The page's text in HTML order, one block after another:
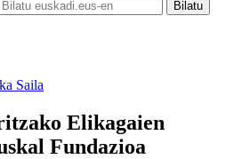
Saila
Elikagaien
Fundazioa